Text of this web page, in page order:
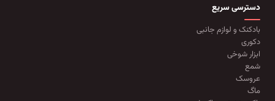
دسترسی سریع
بادکنک و لوازم جانبی
دکوری
ابزار شوخی
شمع
عروسک
ماگ